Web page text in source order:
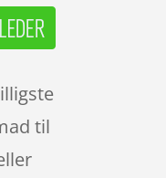
til